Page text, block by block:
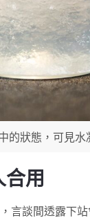
的狀態，可見
合用
言談間透露下